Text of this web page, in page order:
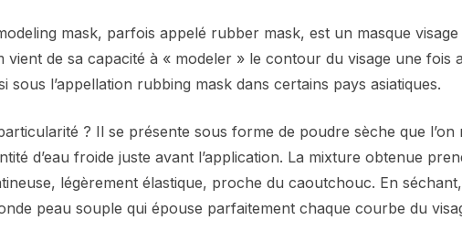
mask, parfois appelé rubber mask, est un masque
vient de sa capacité à « modeler » le contour du visage une fois
sous l’appellation rubbing mask dans certains pays asiatiques.
? Il se présente sous forme de poudre sèche que l’on
d’eau froide juste avant l’application. La mixture obtenue
légèrement élastique, proche du caoutchouc. En
peau souple qui épouse parfaitement chaque courbe du